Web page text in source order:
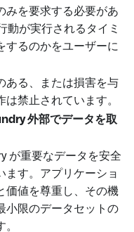
みを要求する必要があ
動が実行されるタイミ
するのかをユーザーに
ある、または損害を与
禁止されています。
外部でデータを取
が重要なデータを安全
ます。アプリケーショ
価値を尊重し、その機
小限のデータセットの